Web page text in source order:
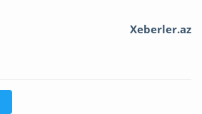
Xeberler.az